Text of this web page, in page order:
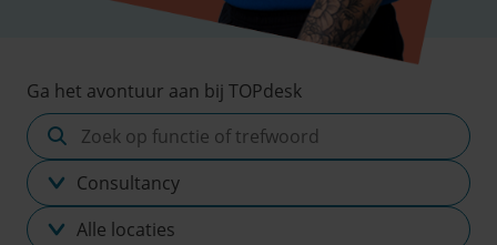
Ga het avontuur aan bij TOPdesk
Zoek
op
functie
of
trefwoord
Vakgebied
Locatie